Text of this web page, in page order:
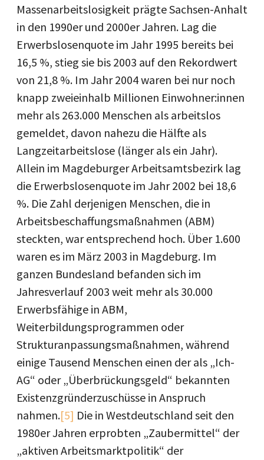
Massenarbeitslosigkeit prägte Sachsen-Anhalt
in den 1990er und 2000er Jahren. Lag die
Erwerbslosenquote im Jahr 1995 bereits bei
16,5 %, stieg sie bis 2003 auf den Rekordwert
von 21,8 %. Im Jahr 2004 waren bei nur noch
knapp zweieinhalb Millionen Einwohner:innen
mehr als 263.000 Menschen als arbeitslos
gemeldet, davon nahezu die Hälfte als
Langzeitarbeitslose (länger als ein Jahr).
Allein im Magdeburger Arbeitsamtsbezirk lag
die Erwerbslosenquote im Jahr 2002 bei 18,6
%. Die Zahl derjenigen Menschen, die in
Arbeitsbeschaffungsmaßnahmen (ABM)
steckten, war entsprechend hoch. Über 1.600
waren es im März 2003 in Magdeburg. Im
ganzen Bundesland befanden sich im
Jahresverlauf 2003 weit mehr als 30.000
Erwerbsfähige in ABM,
Weiterbildungsprogrammen oder
Strukturanpassungsmaßnahmen, während
einige Tausend Menschen einen der als „Ich-
AG“ oder „Überbrückungsgeld“ bekannten
Existenzgründerzuschüsse in Anspruch
nahmen.[5] Die in Westdeutschland seit den
1980er Jahren erprobten „Zaubermittel“ der
„aktiven Arbeitsmarktpolitik“ der